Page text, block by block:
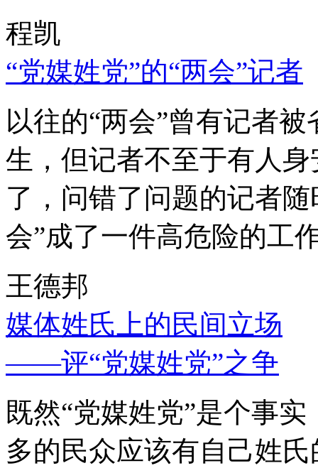
程凯
“党媒姓党”的“两会”记者
以往的“两会”曾有记者
生，但记者不至于有人
了，问错了问题的记者
会”成了一件高危险的工
王德邦
媒体姓氏上的民间立场
——评“党媒姓党”之争
既然“党媒姓党”是个事
多的民众应该有自己姓